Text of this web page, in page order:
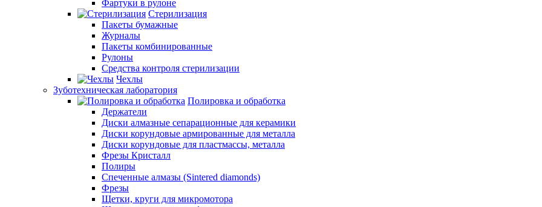
Фартуки в рулоне
Стерилизация
Пакеты бумажные
Журналы
Пакеты комбинированные
Рулоны
Средства контроля стерилизации
Чехлы
Зуботехническая лаборатория
Полировка и обработка
Держатели
Диски алмазные сепарационные для керамики
Диски корундовые армированные для металла
Диски корундовые для пластмассы, металла
Фрезы Кристалл
Полиры
Спеченные алмазы (Sintered diamonds)
Фрезы
Щетки, круги для микромотора